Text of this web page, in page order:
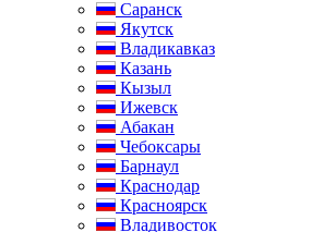
Саранск
Якутск
Владикавказ
Казань
Кызыл
Ижевск
Абакан
Чебоксары
Барнаул
Краснодар
Красноярск
Владивосток